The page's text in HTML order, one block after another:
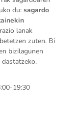
du: sagardo
lanak
zuten. Bi
bizilagunen
19:30